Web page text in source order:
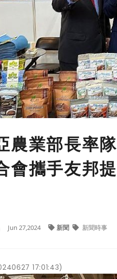
農業部長率
會攜手友邦
Jun 27,2024 新聞 新聞時事
17:01:43)